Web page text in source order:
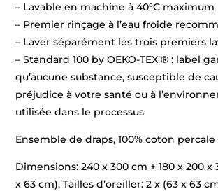
– Lavable en machine à 40°C maximum
– Premier rinçage à l’eau froide
– Laver séparément les trois premiers
– Standard 100 by OEKO-TEX ® : label
qu’aucune substance, susceptible de
préjudice à votre santé ou à
utilisée dans le processus
Ensemble de draps, 100% coton percale
Dimensions: 240 x 300 cm + 180 x 200 x
x 63 cm), Tailles d’oreiller: 2 x (63 x 63